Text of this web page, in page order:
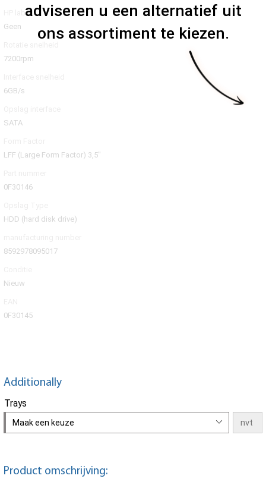
HP label
Geen
7200rpm
6GB/s
SATA
LFF (Large Form Factor) 3,5"
0F30146
HDD (hard disk drive)
8592978095017
Nieuw
0F30145
adviseren u een alternatief uit
ons assortiment te kiezen.
Additionally
Trays
Maak een keuze
Product omschrijving: